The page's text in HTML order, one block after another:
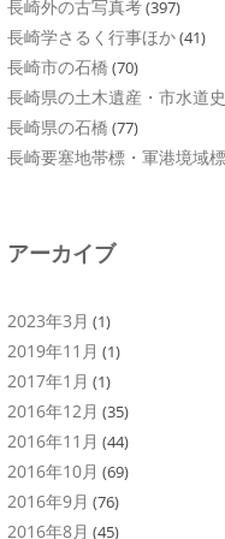
長崎外の古写真考(397)
長崎学さるく行事ほか(41)
長崎市の石橋 (70)
長崎県の土木遺産・市水道
長崎県の石橋 (77)
長崎要塞地帯標・軍港境域標
アーカイブ
2023年3月 (1)
2019年11月 (1)
2017年1月 (1)
2016年12月 (35)
2016年11月 (44)
2016年10月 (69)
2016年9月 (76)
2016年8月 (45)